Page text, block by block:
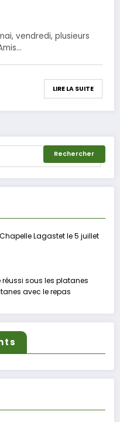
vendredi, plusieurs
LIRE LA SUITE
Lagastet le 5 juillet
sous les platanes
avec le repas